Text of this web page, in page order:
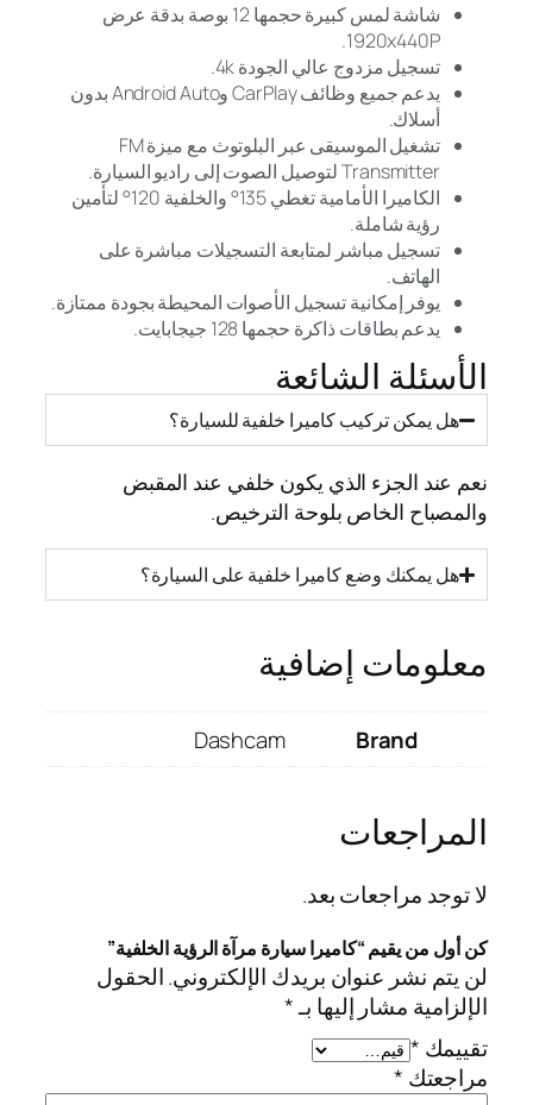
شاشة لمس كبيرة حجمها 12 بوصة بدقة عرض
1920x440P.
تسجيل مزدوج عالي الجودة 4k.
يدعم جميع وظائف CarPlay وAndroid Auto بدون
أسلاك.
تشغيل الموسيقى عبر البلوتوث مع ميزة FM
Transmitter لتوصيل الصوت إلى راديو السيارة.
الكاميرا الأمامية تغطي 135° والخلفية 120° لتأمين
رؤية شاملة.
تسجيل مباشر لمتابعة التسجيلات مباشرة على
الهاتف.
يوفر إمكانية تسجيل الأصوات المحيطة بجودة ممتازة.
يدعم بطاقات ذاكرة حجمها 128 جيجابايت.
الأسئلة الشائعة
هل يمكن تركيب كاميرا خلفية للسيارة؟
نعم عند الجزء الذي يكون خلفي عند المقبض
والمصباح الخاص بلوحة الترخيص.
هل يمكنك وضع كاميرا خلفية على السيارة؟
معلومات إضافية
Brand
Dashcam
المراجعات
لا توجد مراجعات بعد.
كن أول من يقيم “كاميرا سيارة مرآة الرؤية الخلفية”
لن يتم نشر عنوان بريدك الإلكتروني.الحقول
الإلزامية مشار إليها بـ*
تقييمك *
مراجعتك *